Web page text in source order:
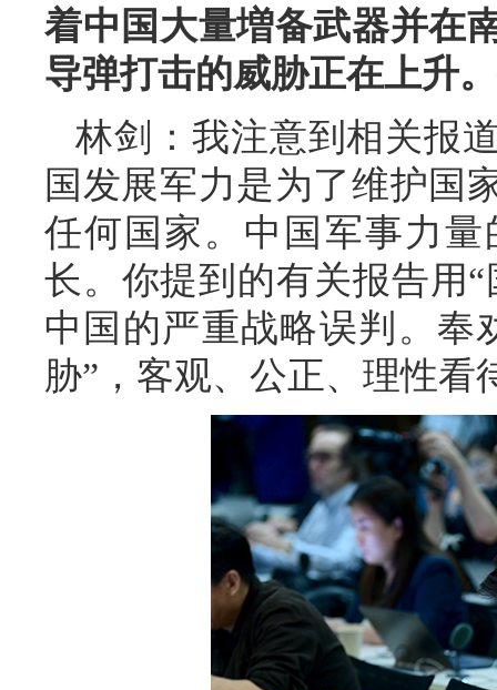
着中国大量増备武器并在
导弹打击的威胁正在上升
林剑：我注意到相关报
国发展军力是为了维护国
任何国家。中国军事力
长。你提到的有关报告用
中国的严重战略误判。奉
胁”，客观、公正、理性看